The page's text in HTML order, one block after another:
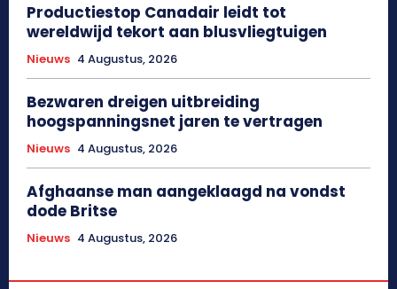
Productiestop Canadair leidt tot
wereldwijd tekort aan blusvliegtuigen
Nieuws 4 Augustus, 2026
Bezwaren dreigen uitbreiding
hoogspanningsnet jaren te vertragen
Nieuws 4 Augustus, 2026
Afghaanse man aangeklaagd na vondst
dode Britse
Nieuws 4 Augustus, 2026